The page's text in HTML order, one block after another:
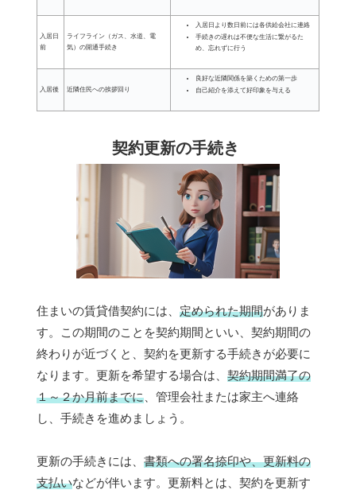
入居日
前
ライフライン（ガス、水道、電
気）の開通手続き
入居日より数日前には各供給会社に連絡
手続きの遅れは不便な生活に繋がるた
め、忘れずに行う
入居後 近隣住民への挨拶回り
良好な近隣関係を築くための第一歩
自己紹介を添えて好印象を与える
契約更新の手続き
住まいの賃貸借契約には、 定められた期間がありま
す。この期間のことを契約期間といい、契約期間の
終わりが近づくと、契約を更新する手続きが必要に
なります。更新を希望する場合は、 契約期間満了の
１～２か月前までに 、管理会社または家主へ連絡
し、手続きを進めましょう。
更新の手続きには、 書類への署名捺印や、更新料の
支払いなどが伴います。更新料とは、契約を更新す